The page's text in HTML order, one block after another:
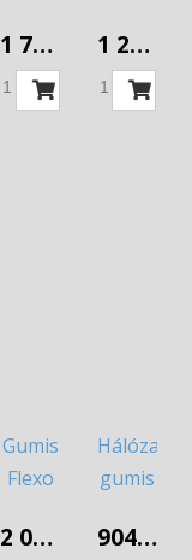
GT2x1,5mm2
5fm
1 757 Ft
5fm
1 255 Ft
Gumis
Flexo
GT3x1,5
2 008 Ft
Hálózati
gumis
dugvillával
904 Ft